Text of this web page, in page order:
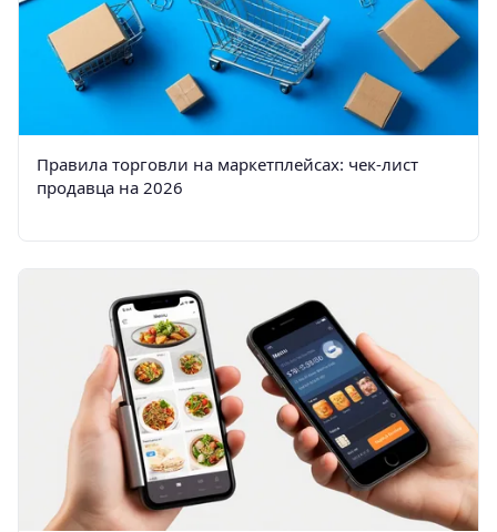
Правила торговли на маркетплейсах: чек-лист
продавца на 2026